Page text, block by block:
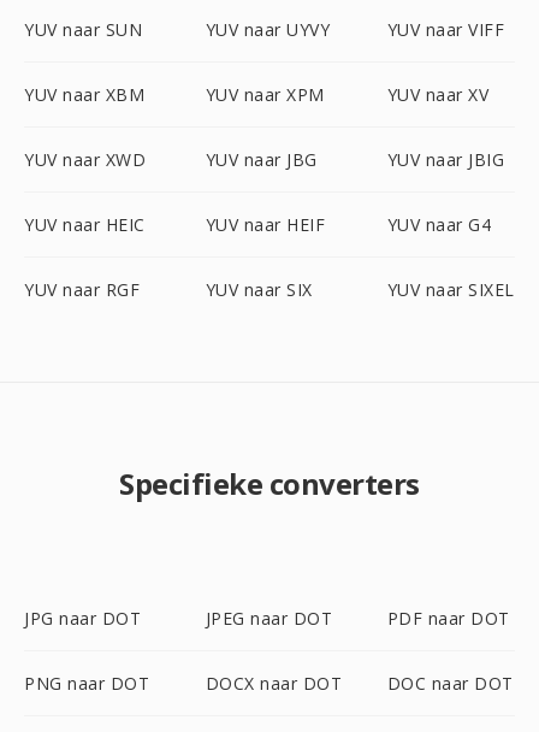
YUV naar SUN YUV naar UYVY YUV naar VIFF
YUV naar XBM YUV naar XPM YUV naar XV
YUV naar XWD YUV naar JBG YUV naar JBIG
YUV naar HEIC YUV naar HEIF YUV naar G4
YUV naar RGF YUV naar SIX YUV naar SIXEL
Specifieke converters
JPG naar DOT JPEG naar DOT PDF naar DOT
PNG naar DOT DOCX naar DOT DOC naar DOT